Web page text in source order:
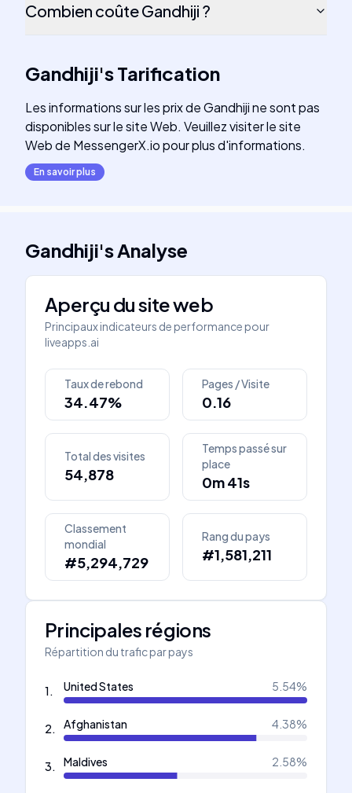
Combien coûte Gandhiji ?
Gandhiji'sTarification
Les informations sur les prix de Gandhiji ne sont pas
disponibles sur le site Web. Veuillez visiter le site
Web de MessengerX.io pour plus d'informations.
En savoir plus
Gandhiji'sAnalyse
Aperçu du site web
Principaux indicateurs de performance pour
liveapps.ai
Taux de rebond
34.47%
Pages / Visite
0.16
Total des visites
54,878
Temps passé sur
place
0m 41s
Classement
mondial
#5,294,729
Rang du pays
#1,581,211
Principales régions
Répartition du trafic par pays
1. United States 5.54%
2. Afghanistan 4.38%
3. Maldives 2.58%